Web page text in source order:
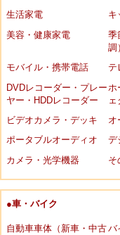
生活家電
キ
美容・健康家電
季
調）
モバイル・携帯電話
テ
DVDレコーダー・プレー
ヤー・HDDレコーダー
ホ
ビデオカメラ・デッキ
オ
ポータブルオーディオ
デ
カメラ・光学機器
そ
●車・バイク
自動車車体（新車・中古バ